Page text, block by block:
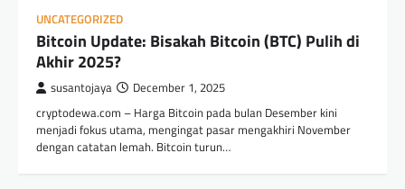
UNCATEGORIZED
Bitcoin Update: Bisakah Bitcoin (BTC) Pulih di
Akhir 2025?
susantojaya December 1, 2025
cryptodewa.com – Harga Bitcoin pada bulan Desember kini
menjadi fokus utama, mengingat pasar mengakhiri November
dengan catatan lemah. Bitcoin turun…